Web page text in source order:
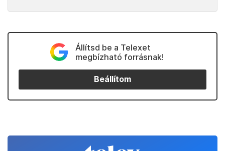
Állítsd be a Telexet
megbízható forrásnak!
Beállítom